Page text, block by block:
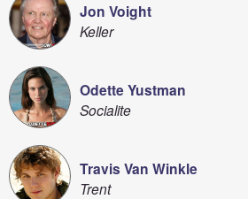
Jon Voight
Keller
Odette Yustman
Socialite
Travis Van Winkle
Trent